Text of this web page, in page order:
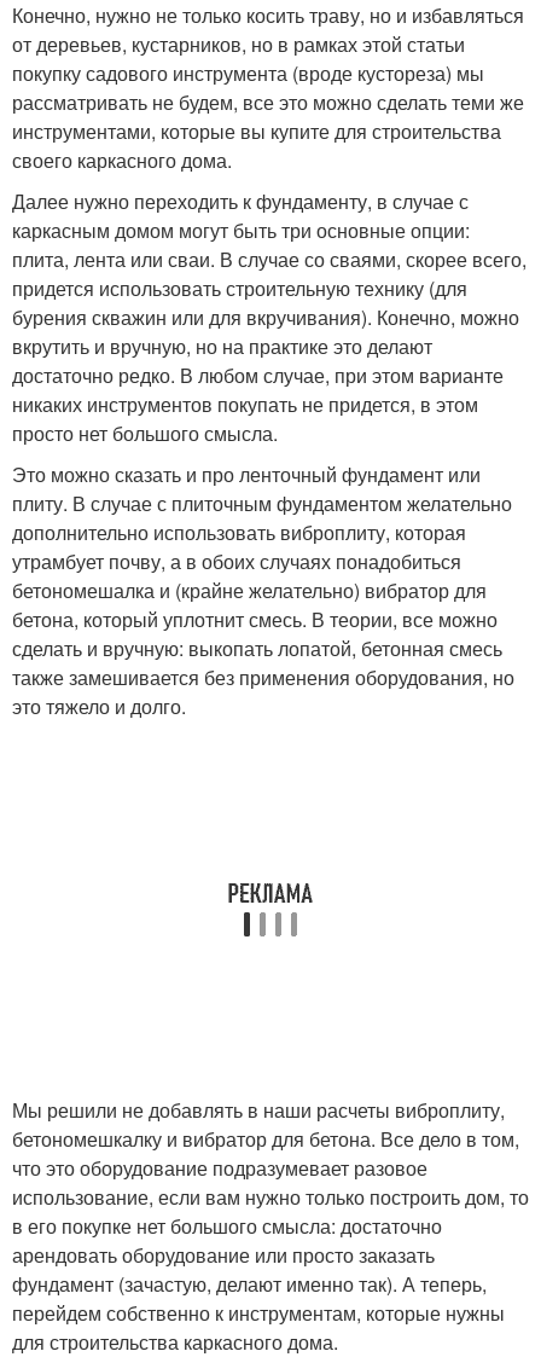
Конечно, нужно не только косить траву, но и избавляться
от деревьев, кустарников, но в рамках этой статьи
покупку садового инструмента (вроде кустореза) мы
рассматривать не будем, все это можно сделать теми же
инструментами, которые вы купите для строительства
своего каркасного дома.
Далее нужно переходить к фундаменту, в случае с
каркасным домом могут быть три основные опции:
плита, лента или сваи. В случае со сваями, скорее всего,
придется использовать строительную технику (для
бурения скважин или для вкручивания). Конечно, можно
вкрутить и вручную, но на практике это делают
достаточно редко. В любом случае, при этом варианте
никаких инструментов покупать не придется, в этом
просто нет большого смысла.
Это можно сказать и про ленточный фундамент или
плиту. В случае с плиточным фундаментом желательно
дополнительно использовать виброплиту, которая
утрамбует почву, а в обоих случаях понадобиться
бетономешалка и (крайне желательно) вибратор для
бетона, который уплотнит смесь. В теории, все можно
сделать и вручную: выкопать лопатой, бетонная смесь
также замешивается без применения оборудования, но
это тяжело и долго.
Мы решили не добавлять в наши расчеты виброплиту,
бетономешкалку и вибратор для бетона. Все дело в том,
что это оборудование подразумевает разовое
использование, если вам нужно только построить дом, то
в его покупке нет большого смысла: достаточно
арендовать оборудование или просто заказать
фундамент (зачастую, делают именно так). А теперь,
перейдем собственно к инструментам, которые нужны
для строительства каркасного дома.